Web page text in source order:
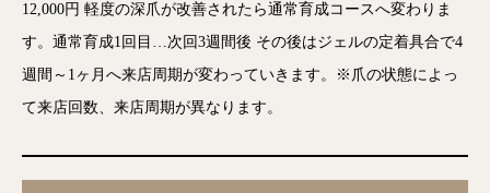
12,000円 軽度の深爪が改善されたら通常育成コースへ変わりま
す。通常育成1回目…次回3週間後 その後はジェルの定着具合で4
週間～1ヶ月へ来店周期が変わっていきます。※爪の状態によっ
て来店回数、来店周期が異なります。